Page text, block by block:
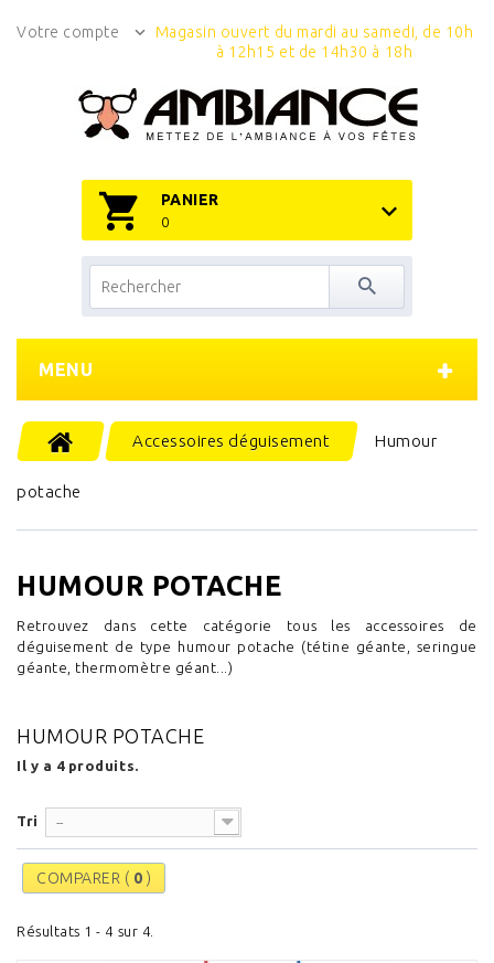
Votre compte
Magasin ouvert du mardi au samedi, de 10h
à 12h15 et de 14h30 à 18h
PANIER
0
MENU
Accessoires déguisement Humour
potache
HUMOUR POTACHE
Retrouvez dans cette catégorie tous les accessoires de
déguisement de type humour potache (tétine géante, seringue
géante, thermomètre géant...)
HUMOUR POTACHE
Il y a 4 produits.
Tri --
COMPARER ( 0 )
Résultats 1 - 4 sur 4.